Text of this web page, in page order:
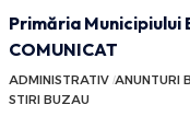
Primăria Municipiului
COMUNICAT
ADMINISTRATIV ANUNTURI
STIRI BUZAU